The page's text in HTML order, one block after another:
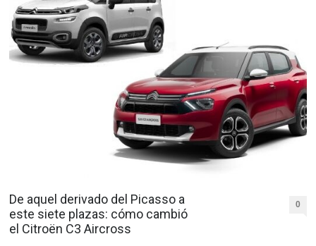
De aquel derivado del Picasso a
este siete plazas: cómo cambió
el Citroën C3 Aircross
0